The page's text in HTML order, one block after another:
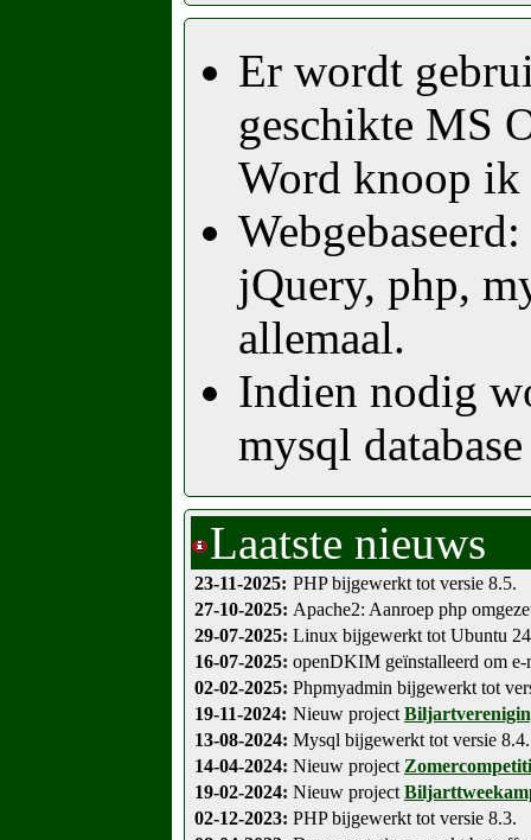
Er wordt
geschikte MS
Word knoop ik
jQuery, php,
allemaal.
Indien nodig
mysql
Laatste nieuws
23-11-2025: PHP bijgewerkt tot versie 8.5.
27-10-2025: Apache2: Aanroep php
29-07-2025: Linux bijgewerkt tot Ubuntu
16-07-2025: openDKIM geïnstalleerd om
02-02-2025: Phpmyadmin bijgewerkt tot
19-11-2024: Nieuw project
13-08-2024: Mysql bijgewerkt tot versie 8.4.
14-04-2024: Nieuw project
19-02-2024: Nieuw project
02-12-2023: PHP bijgewerkt tot versie 8.3.